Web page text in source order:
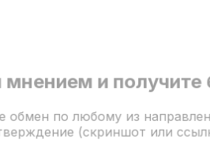
и получите
обмен по любому из
(скриншот или